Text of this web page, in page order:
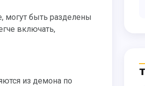
включать,